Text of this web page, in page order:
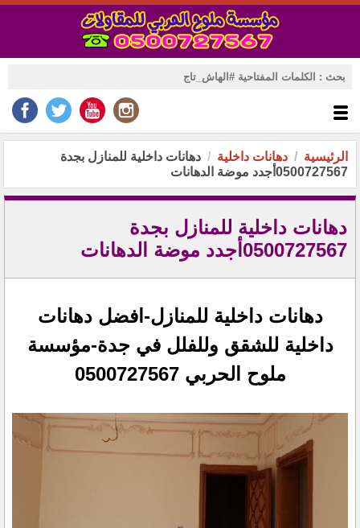
الرئيسية دهانات داخلية
0500727567أجدد موضة الدهانات‎‏ ‏
0500727567أجدد موضة الدهانات‎‏ ‏
دهانات داخلية للمنازل-افضل دهانات
داخلية للشقق وللفلل في جدة-مؤسسة
ملوح الحربي 0500727567‏